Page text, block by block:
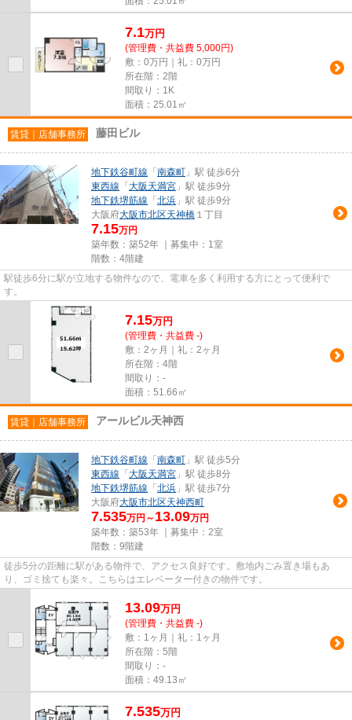
7.1万円
(管理費・共益費 5,000円)
敷：0万円｜礼：0万円
所在階：2階
間取り：1K
面積：25.01㎡
賃貸｜店舗事務所 藤田ビル
地下鉄谷町線 「 南森町 」駅 徒歩6分
東西線 「 大阪天満宮 」駅 徒歩9分
地下鉄堺筋線 「 北浜 」駅 徒歩9分
大阪府大阪市北区天神橋 １丁目
7.15万円
築年数：築52年 ｜募集中： 1室
階数：4階建
駅徒歩6分に駅が立地する物件なので、電車を多く利用する方にとって便利で
す。
7.15万円
(管理費・共益費 -)
敷：2ヶ月｜礼：2ヶ月
所在階：4階
間取り：-
面積：51.66㎡
賃貸｜店舗事務所 アールビル天神西
地下鉄谷町線 「 南森町 」駅 徒歩5分
東西線 「 大阪天満宮 」駅 徒歩8分
地下鉄堺筋線 「 北浜 」駅 徒歩7分
大阪府大阪市北区天神西町
7.535万円～ 13.09万円
築年数：築53年 ｜募集中： 2室
階数：9階建
徒歩5分の距離に駅がある物件で、アクセス良好です。敷地内ごみ置き場もあ
り、ゴミ捨ても楽々。こちらはエレベーター付きの物件です。
13.09万円
(管理費・共益費 -)
敷：1ヶ月｜礼：1ヶ月
所在階：5階
間取り：-
面積：49.13㎡
7.535万円